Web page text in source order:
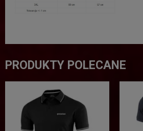
PRODUKTY POLECANE